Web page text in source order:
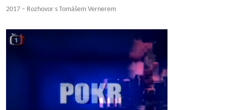
2017 – Rozhovor s Tomášem Vernerem